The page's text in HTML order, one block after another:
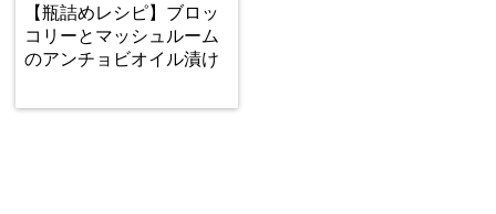
【瓶詰めレシピ】ブロッ
コリーとマッシュルーム
のアンチョビオイル漬け